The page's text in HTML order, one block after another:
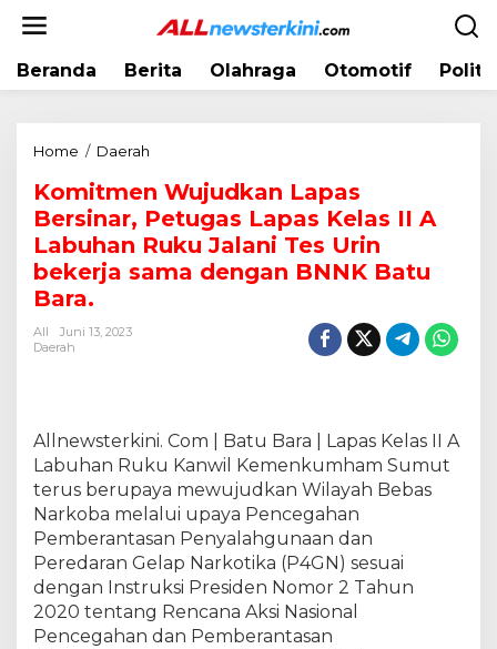
Beranda Berita Olahraga Otomotif
Home / Daerah
m
i
t
e
k
a
n
p
a
s
B
e
Komitmen Wujudkan Lapas
Bersinar, Petugas Lapas Kelas II A
Labuhan Ruku Jalani Tes Urin
bekerja sama dengan BNNK Batu
Bara.
All
Juni 13, 2023
Daerah
Allnewsterkini. Com | Batu Bara | Lapas Kelas II A
Labuhan Ruku Kanwil Kemenkumham Sumut
terus berupaya mewujudkan Wilayah Bebas
Narkoba melalui upaya Pencegahan
Pemberantasan Penyalahgunaan dan
Peredaran Gelap Narkotika (P4GN) sesuai
dengan Instruksi Presiden Nomor 2 Tahun
2020 tentang Rencana Aksi Nasional
Pencegahan dan Pemberantasan